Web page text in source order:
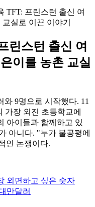
TFT: 프린스턴 출신 여
실로 이끈 이야기
린스턴 출신 여
이를 농촌 교실
와 9명으로 시작했다. 11
가장 외진 초등학교에
아이들과 함께하고 있
아니다. "누가 불공평에
인 논쟁이다.
외면하고 싶은 숫자
만달러